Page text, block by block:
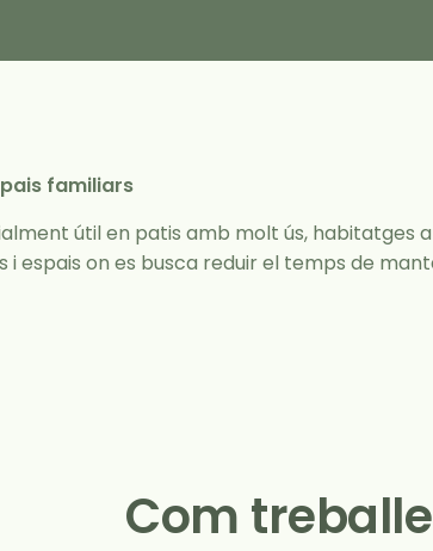
familiars
útil en patis amb molt ús, habitatges
i espais on es busca reduir el temps de
Com